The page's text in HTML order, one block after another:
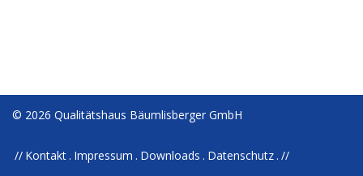
© 2026 Qualitätshaus Bäumlisberger GmbH
Kontakt Impressum Downloads Datenschutz //